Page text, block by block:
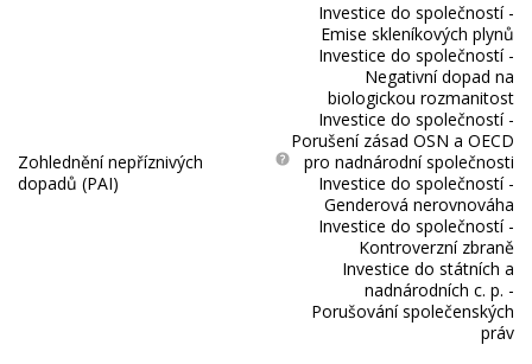
Zohlednění nepříznivých
dopadů (PAI)
Investice do společností -
Emise skleníkových plynů
Investice do společností -
Negativní dopad na
biologickou rozmanitost
Investice do společností -
Porušení zásad OSN a OECD
pro nadnárodní společnosti
Investice do společností -
Genderová nerovnováha
Investice do společností -
Kontroverzní zbraně
Investice do státních a
nadnárodních c. p. -
Porušování společenských
práv